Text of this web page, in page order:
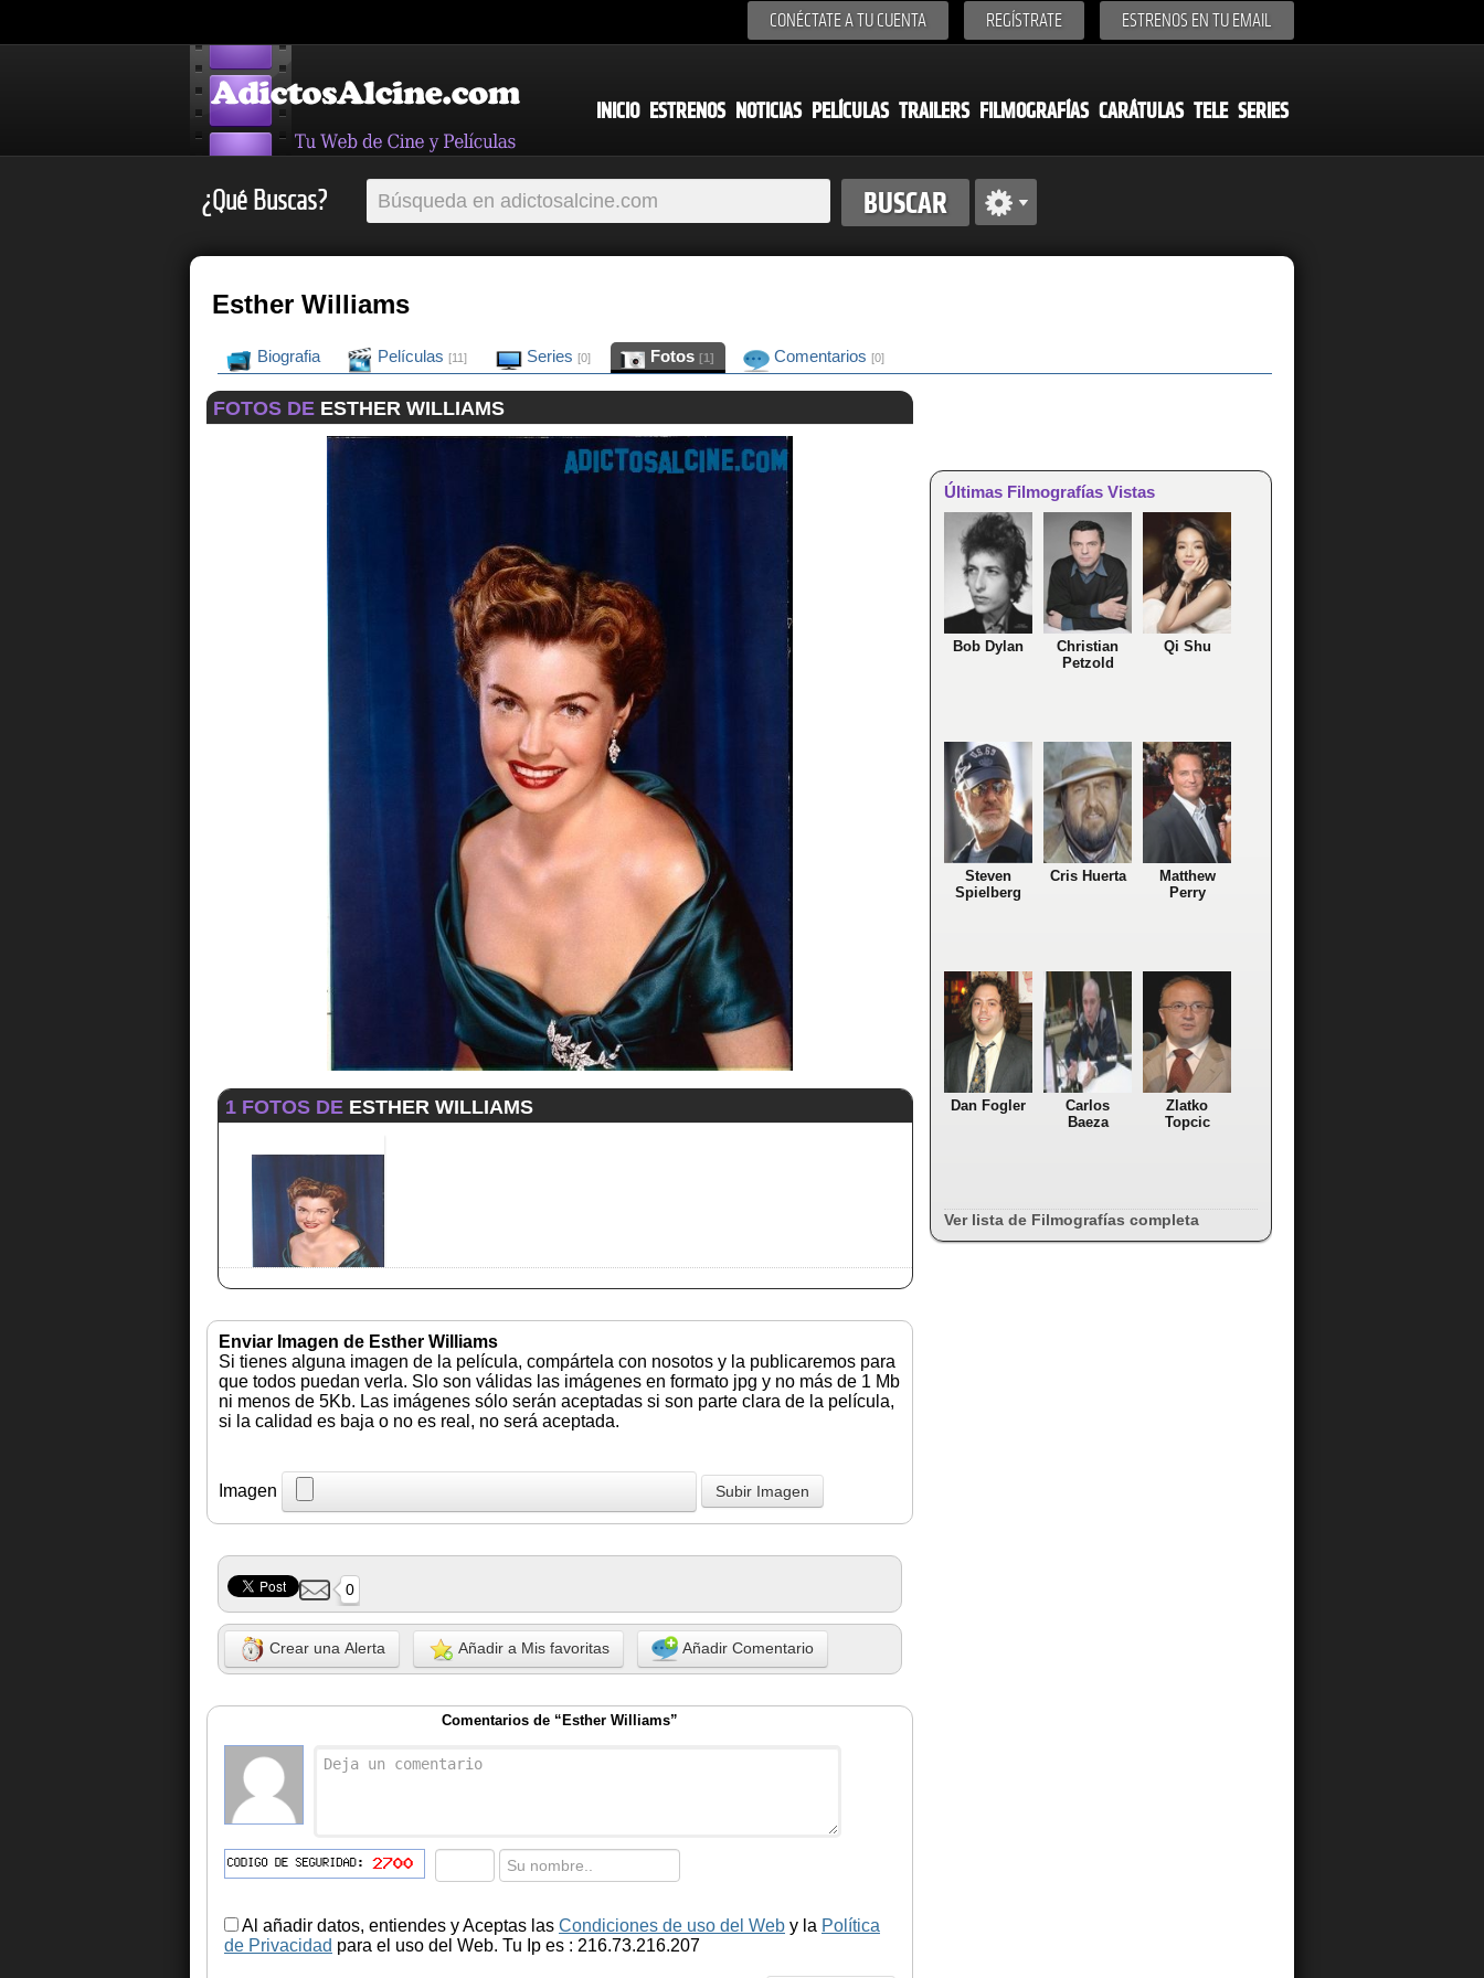
CONÉCTATE A TU CUENTA REGÍSTRATE ESTRENOS EN TU EMAIL
INICIO ESTRENOS NOTICIAS PELÍCULAS TRAILERS FILMOGRAFÍAS CARÁTULAS TELE SERIES
¿Qué Buscas?
Esther Williams
Biografia Películas [11] Series [0] Fotos [1] Comentarios [0]
FOTOS DE ESTHER WILLIAMS
1 FOTOS DE ESTHER WILLIAMS
Enviar Imagen de Esther Williams
Si tienes alguna imagen de la película, compártela con nosotos y la publicaremos para
que todos puedan verla. Slo son válidas las imágenes en formato jpg y no más de 1 Mb
ni menos de 5Kb. Las imágenes sólo serán aceptadas si son parte clara de la película,
si la calidad es baja o no es real, no será aceptada.
Imagen
0
Crear una Alerta Añadir a Mis favoritas Añadir Comentario
Comentarios de “Esther Williams”
Al añadir datos, entiendes y Aceptas las Condiciones de uso del Web y la Política
de Privacidad para el uso del Web. Tu Ip es : 216.73.216.207
Últimas Filmografías Vistas
Bob Dylan
Christian
Petzold
Qi Shu
Steven
Spielberg
Cris Huerta
Matthew
Perry
Dan Fogler
Carlos
Baeza
Zlatko
Topcic
Ver lista de Filmografías completa